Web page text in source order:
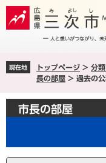
ペ
ジ
メ
ュ
へ
現在地 トップページ > 分
長の部屋 > 過去の
市長の部屋